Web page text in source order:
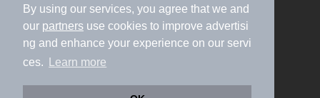
By using our services, you agree that we and
our partners use cookies to improve advertisi
ng and enhance your experience on our servi
ces.
Learn more
加盟店募集（資料請求）
広告出稿のご案内
利用規約
ライフスタイルMEMBERS+規約
特定商取引法に基づく表記
ヘルプ
採用情報
運営会社